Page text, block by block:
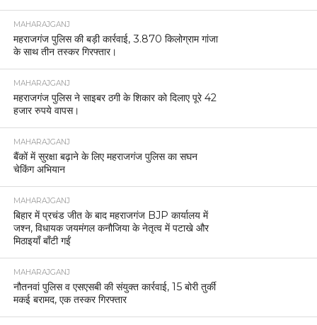
MAHARAJGANJ
महराजगंज पुलिस की बड़ी कार्रवाई, 3.870 किलोग्राम गांजा
के साथ तीन तस्कर गिरफ्तार।
MAHARAJGANJ
महराजगंज पुलिस ने साइबर ठगी के शिकार को दिलाए पूरे 42
हजार रुपये वापस।
MAHARAJGANJ
बैंकों में सुरक्षा बढ़ाने के लिए महराजगंज पुलिस का सघन
चेकिंग अभियान
MAHARAJGANJ
बिहार में प्रचंड जीत के बाद महराजगंज BJP कार्यालय में
जश्न, विधायक जयमंगल कनौजिया के नेतृत्व में पटाखे और
मिठाइयाँ बाँटी गईं
MAHARAJGANJ
नौतनवां पुलिस व एसएसबी की संयुक्त कार्रवाई, 15 बोरी तुर्की
मकई बरामद, एक तस्कर गिरफ्तार